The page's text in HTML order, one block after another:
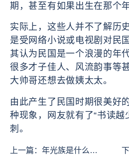
期，甚至有如果出生在那个
实际上，这些人并不了解历
是受网络小说或电视剧对民
其认为民国是一个浪漫的年
很多才子佳人、风流韵事等
大帅哥还想去做姨太太。
由此产生了民国时期很美好
种现象，网友就有了“书读越
刺。
上一篇： 年光族是什么意